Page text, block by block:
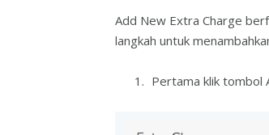
Add New Extra Charge
langkah untuk
Pertama klik tombol